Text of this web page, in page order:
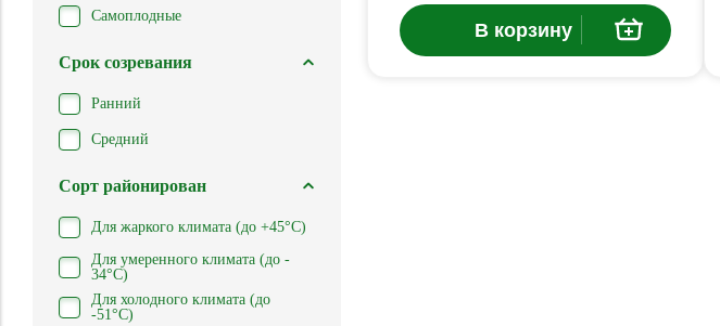
Самоплодные
Срок созревания
Ранний
Средний
Сорт районирован
Для жаркого климата (до +45°С)
Для умеренного климата (до -
34°С)
Для холодного климата (до
-51°С)
В корзину